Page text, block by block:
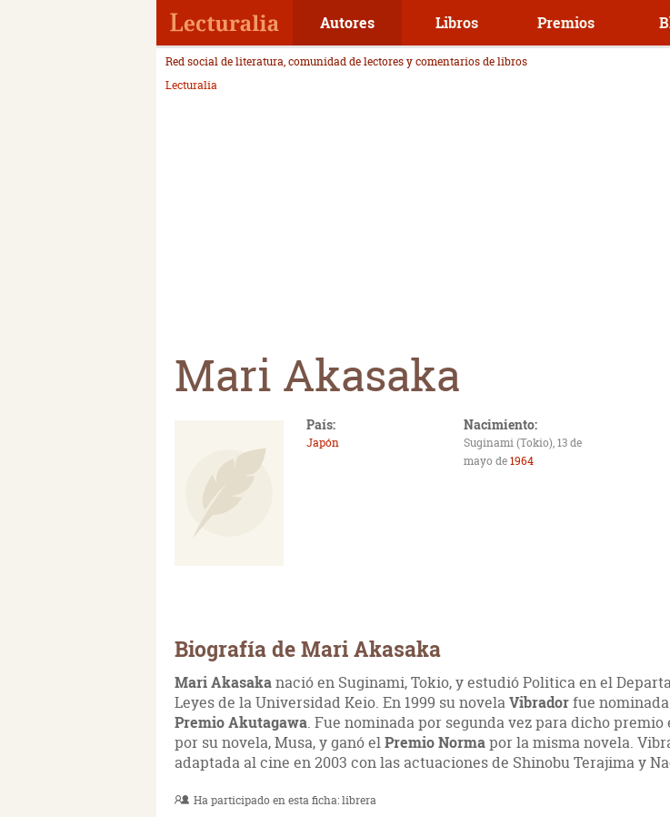
Autores Libros Premios
Red social de literatura, comunidad de lectores y comentarios de libros
Lecturalia
Mari Akasaka
País:
Japón
Nacimiento:
Suginami (Tokio), 13 de
mayo de1964
Biografía de Mari Akasaka
Mari Akasakanació en Suginami, Tokio, y estudió Politica en el
Leyes de la Universidad Keio. En 1999 su novelaVibradorfue
Premio Akutagawa. Fue nominada por segunda vez para dicho premio
por su novela, Musa, y ganó elPremio Normapor la misma novela.
adaptada al cine en 2003 con las actuaciones de Shinobu Terajima y
Ha participado en esta ficha:librera